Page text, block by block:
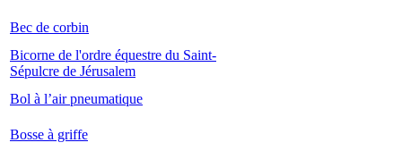
Bec de corbin
Bicorne de l'ordre équestre du Saint-
Sépulcre de Jérusalem
Bol à l’air pneumatique
Bosse à griffe